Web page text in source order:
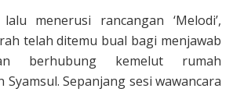
menerusi rancangan ‘Melodi’,
telah ditemu bual bagi menjawab
berhubung kemelut rumah
Sepanjang sesi wawancara